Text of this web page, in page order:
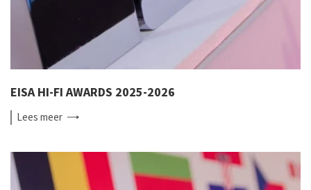
EISA HI-FI AWARDS 2025-2026
Leesmeer